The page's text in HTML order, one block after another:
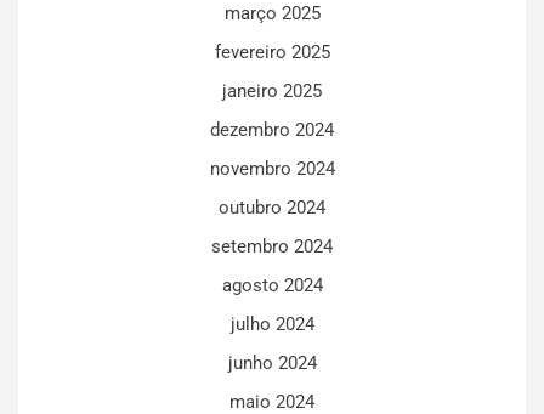
março 2025
fevereiro 2025
janeiro 2025
dezembro 2024
novembro 2024
outubro 2024
setembro 2024
agosto 2024
julho 2024
junho 2024
maio 2024